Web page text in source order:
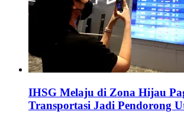
IHSG Melaju di Zona Hijau
Transportasi Jadi Pendorong